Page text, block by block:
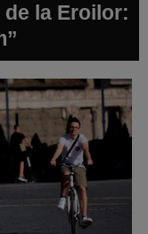
la Eroilor: